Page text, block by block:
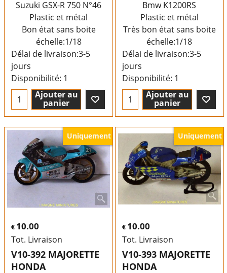
Suzuki GSX-R 750 N°46
Plastic et métal
Bon état sans boite
échelle:1/18
Délai de livraison:3-5
jours
Disponibilité: 1
Ajouter au
panier
Bmw K1200RS
Plastic et métal
Très bon état sans boite
échelle:1/18
Délai de livraison:3-5
jours
Disponibilité: 1
Ajouter au
panier
Uniquement
€ 10.00
Tot. Livraison
V10-392 MAJORETTE
HONDA
Uniquement
€ 10.00
Tot. Livraison
V10-393 MAJORETTE
HONDA